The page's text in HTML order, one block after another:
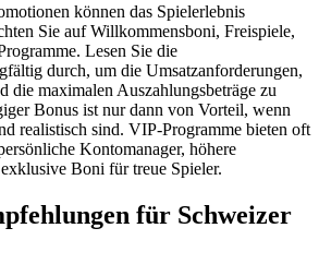
können das Spielerlebnis
Sie auf Willkommensboni, Freispiele,
Lesen Sie die
durch, um die Umsatzanforderungen,
die maximalen Auszahlungsbeträge zu
Bonus ist nur dann von Vorteil, wenn
realistisch sind. VIP-Programme bieten oft
Kontomanager, höhere
Boni für treue Spieler.
für Schweizer